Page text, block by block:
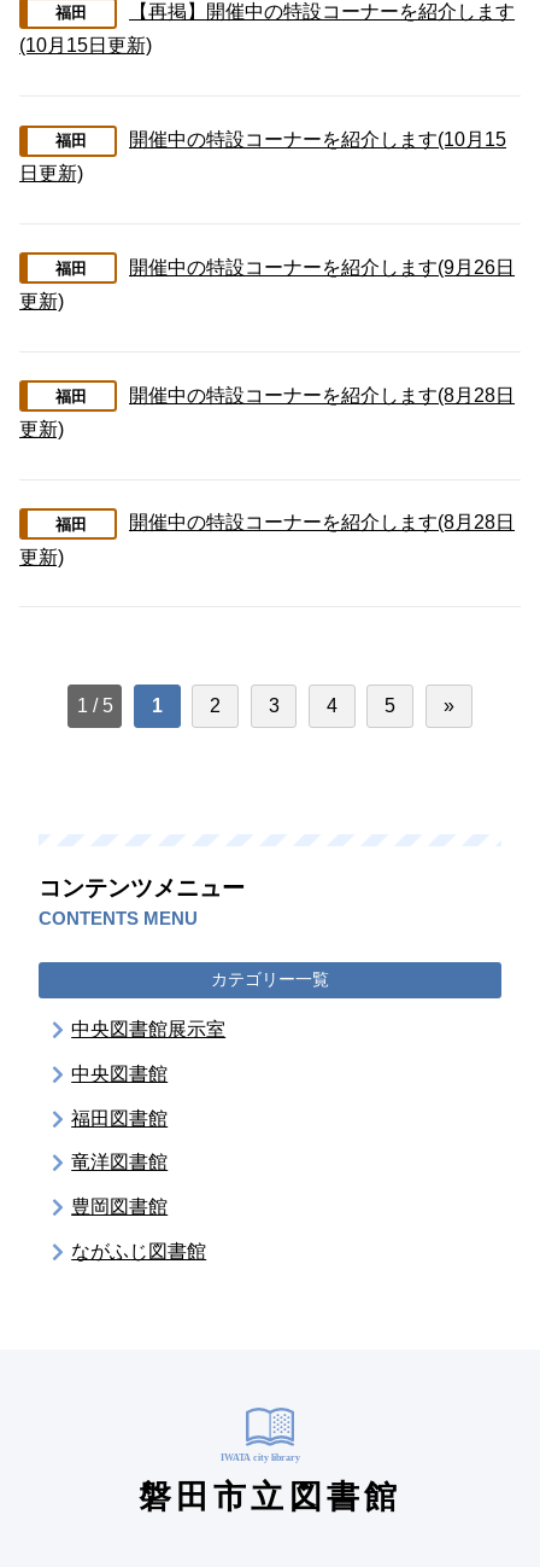
福田
【再掲】開催中の特設コーナーを紹介します
(10月15日更新)
福田
開催中の特設コーナーを紹介します(10月15
日更新)
福田
開催中の特設コーナーを紹介します(9月26日
更新)
福田
開催中の特設コーナーを紹介します(8月28日
更新)
福田
開催中の特設コーナーを紹介します(8月28日
更新)
1 / 5 1 2 3 4 5 »
コンテンツメニュー
CONTENTS MENU
カテゴリー一覧
中央図書館展示室
中央図書館
福田図書館
竜洋図書館
豊岡図書館
ながふじ図書館
磐田市立図書館